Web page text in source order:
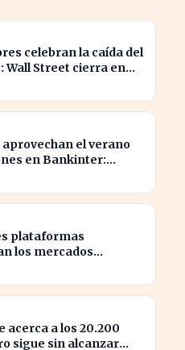
celebran la caída del
Wall Street cierra en
el verano
en Bankinter:
plataformas
los mercados
acerca a los 20.200
sigue sin alcanzar